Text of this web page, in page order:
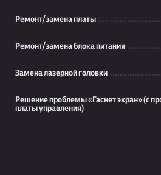
Ремонт/замена платы
Ремонт/замена блока питания
Замена лазерной головки
Решение проблемы «Гаснет экран» (с
платы управления)